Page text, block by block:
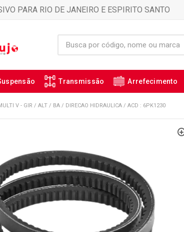
PARA RIO DE JANEIRO E ESPIRITO SANTO
Transmissão Arrefecimento
V - GIR / ALT / BA / DIRECAO HIDRAULICA / ACD : 6PK1230